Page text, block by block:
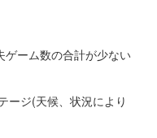
ゲーム数の合計が少ない
ージ(天候、状況により